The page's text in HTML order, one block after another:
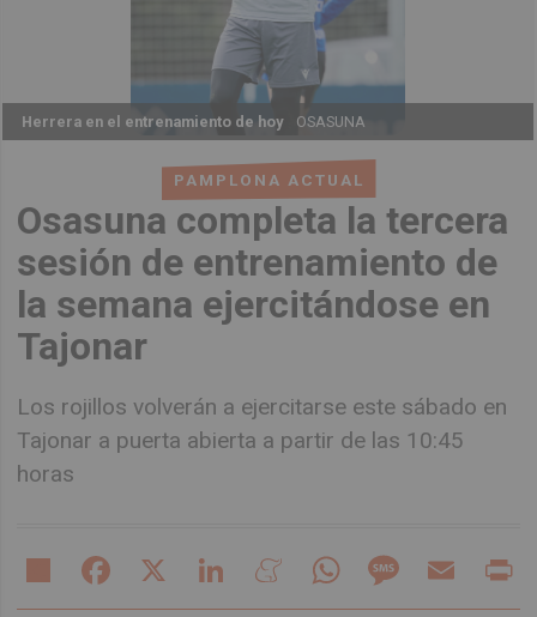
PAMPLONA ACTUAL
Osasuna completa la tercera
sesión de entrenamiento de
la semana ejercitándose en
Tajonar
Los rojillos volverán a ejercitarse este sábado en
Tajonar a puerta abierta a partir de las 10:45
horas
Herrera en el entrenamiento de hoy OSASUNA
Share Facebook LinkedIn MeneameWhatsAppMessageEmail